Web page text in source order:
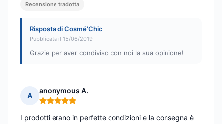
Recensione tradotta
Risposta di Cosmé’Chic
Pubblicata il 15/06/2019
Grazie per aver condiviso con noi la sua opinione!
A
anonymous A.
Nota: 5 su 5
I prodotti erano in perfette condizioni e la consegna è